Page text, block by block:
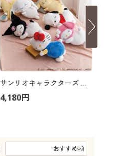
サンリオキャラクターズ 添い寝枕
4,180円